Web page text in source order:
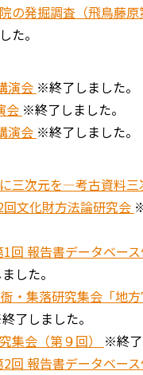
の発掘調査（飛鳥藤
た。
演会 ※終了しました。
会 ※終了しました。
演会 ※終了しました。
三次元を―考古資料
文化財方法論研究会
回 報告書データベー
した。
・集落研究集会「地
了しました。
集会（第９回） ※終了
回 報告書データベー